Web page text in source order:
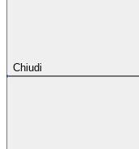
Chiudi